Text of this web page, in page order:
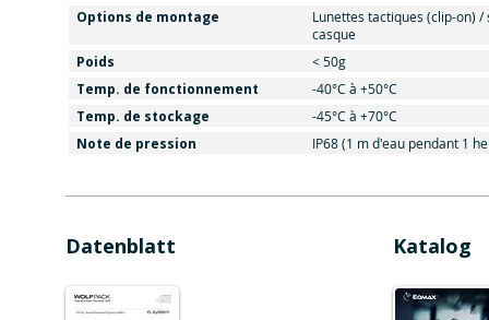
Options de montage
Lunettes tactiques (clip-on) /
casque
Poids < 50g
Temp. de fonctionnement -40°C à +50°C
Temp. de stockage -45°C à +70°C
Note de pression IP68 (1 m d'eau pendant 1
Datenblatt Katalog